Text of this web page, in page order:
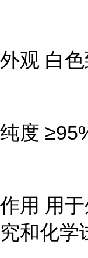
外观 白
纯度
作用 用
究和化学